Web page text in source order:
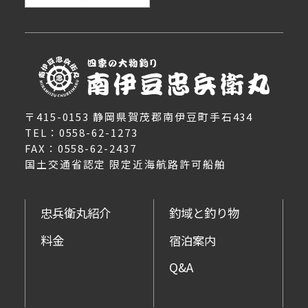
〒415-0153 静岡県賀茂郡南伊豆町手石434
TEL：0558-62-1273
FAX：0558-62-2437
国土交通省認定 限定近海航路許可船舶
忠兵衛丸紹介
料金
釣域と釣り物
宿泊案内
Q&A